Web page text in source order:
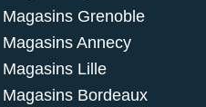
Magasins Grenoble
Magasins Annecy
Magasins Lille
Magasins Bordeaux